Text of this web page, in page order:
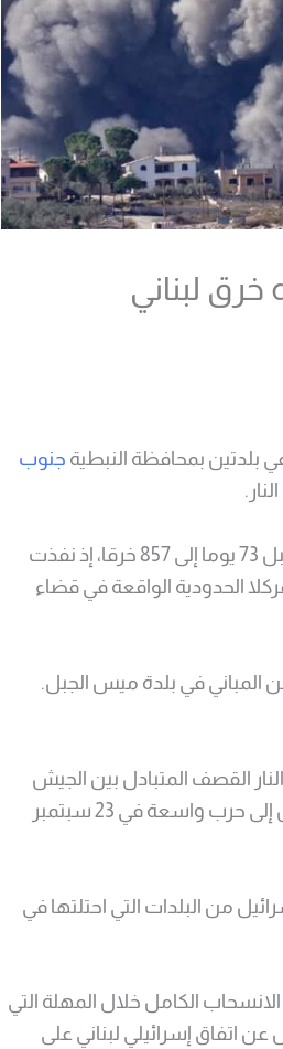
بلدتين بمحافظة النبطية جنوب
وارتفعت خروقات إسرائيل للاتفاق منذ سريانه قبل 73 يوما إلى 857 خرقا، إذ نفذت
الحدودية الواقعة في قضاء
المباني في بلدة ميس الجبل.
النار القصف المتبادل بين الجيش
الإسرائيلي وحزب الله بدأ في 8 أكتوبر 2023، وتحول إلى حرب واسعة في 23 سبتمبر
الكامل خلال المهلة التي
عن اتفاق إسرائيلي لبناني على